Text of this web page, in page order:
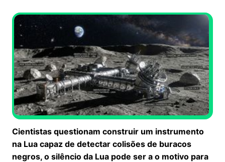
Cientistas questionam construir um instrumento
na Lua capaz de detectar colisões de buracos
negros, o silêncio da Lua pode ser a o motivo para